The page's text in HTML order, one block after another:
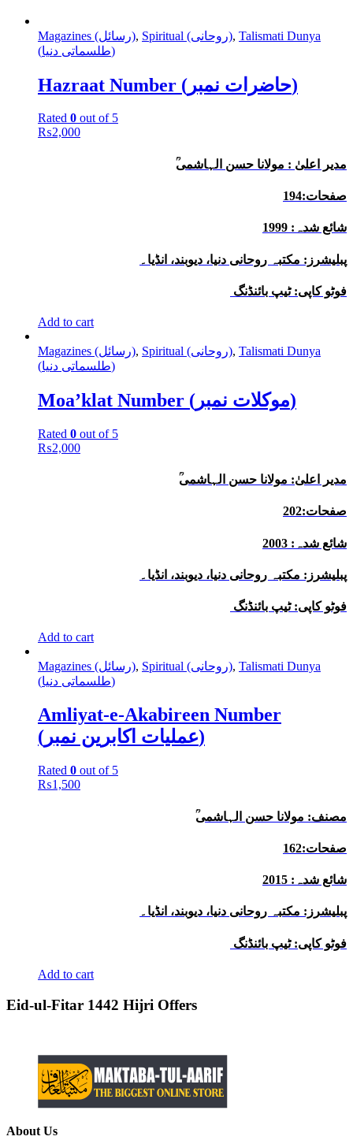
Magazines (رسائل), Spiritual (روحانی), Talismati Dunya
(طلسماتی دنیا)
Hazraat Number (حاضرات نمبر)
Rated 0 out of 5
₨2,000
ؒمدیر اعلیٰ : مولانا حسن الہاشمی
صفحات:194
شائع شدہ: 1999
پبلیشرز: مکتبہ روحانی دنیا، دیوبند، انڈیا۔
فوٹو کاپی: ٹیپ بائنڈنگ
Add to cart
Magazines (رسائل), Spiritual (روحانی), Talismati Dunya
(طلسماتی دنیا)
Moa’klat Number (موکلات نمبر)
Rated 0 out of 5
₨2,000
ؒمدیر اعلیٰ: مولانا حسن الہاشمی
صفحات:202
شائع شدہ: 2003
پبلیشرز: مکتبہ روحانی دنیا، دیوبند، انڈیا۔
فوٹو کاپی: ٹیپ بائنڈنگ
Add to cart
Magazines (رسائل), Spiritual (روحانی), Talismati Dunya
(طلسماتی دنیا)
Amliyat-e-Akabireen Number
(عملیات اکابرین نمبر)
Rated 0 out of 5
₨1,500
ؒمصنف: مولانا حسن الہاشمی
صفحات:162
شائع شدہ: 2015
پبلیشرز: مکتبہ روحانی دنیا، دیوبند، انڈیا۔
فوٹو کاپی: ٹیپ بائنڈنگ
Add to cart
Eid-ul-Fitar 1442 Hijri Offers
About Us